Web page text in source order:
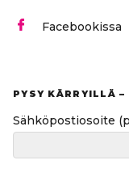
Facebookissa
PYSY KÄRRYILLÄ
Sähköpostiosoite